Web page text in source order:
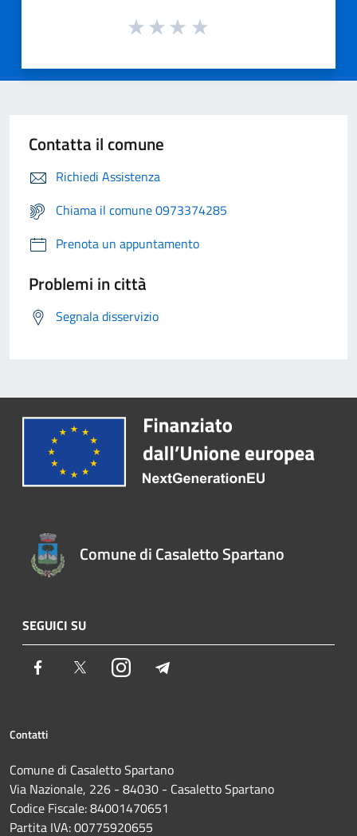
Contatta il comune
Richiedi Assistenza
Chiama il comune 0973374285
Prenota un appuntamento
Problemi in città
Segnala disservizio
Comune di Casaletto Spartano
SEGUICI SU
Facebook TwitterInstagram
Contatti
Comune di Casaletto Spartano
Via Nazionale, 226 - 84030 - Casaletto Spartano
Codice Fiscale: 84001470651
Partita IVA: 00775920655